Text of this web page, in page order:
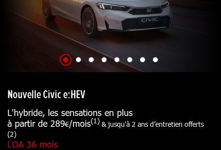
Nouvelle Civic e:HEV
L'hybride, les sensations en plus
à partir de 289€/mois(1) & jusqu'à 2 ans d’entretien offerts
(2)
LOA 36 mois